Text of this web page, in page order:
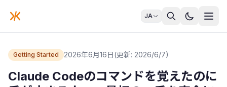
JA
Getting Started 2026年6月16日(更新: 2026/6/7)
Claude Codeのコマンドを覚えたのに